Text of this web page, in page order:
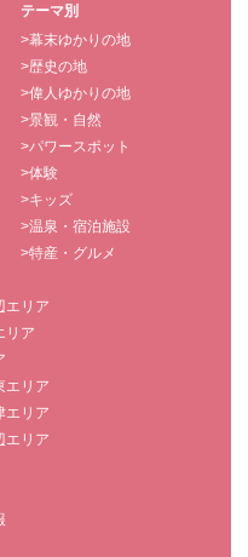
テーマ別
>幕末ゆかりの地
>歴史の地
>偉人ゆかりの地
>景観・自然
>パワースポット
>体験
>キッズ
>温泉・宿泊施設
>特産・グルメ
エリア
リア
エリア
エリア
エリア